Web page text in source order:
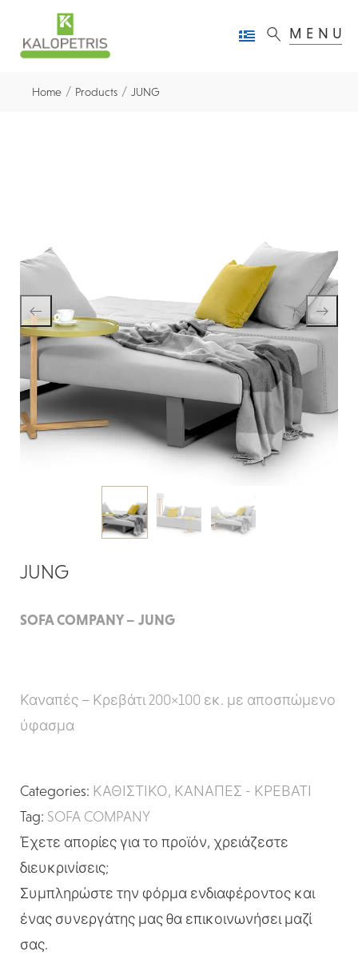
MENU
Home / Products / JUNG
JUNG
SOFA COMPANY – JUNG
Καναπές – Κρεβάτι 200×100 εκ. με αποσπώμενο
ύφασμα
Categories: ΚΑΘΙΣΤΙΚΟ, ΚΑΝΑΠΕΣ - ΚΡΕΒΑΤΙ
Tag: SOFA COMPANY
Έχετε απορίες για το προϊόν, χρειάζεστε
διευκρινίσεις;
Συμπληρώστε την φόρμα ενδιαφέροντος και
ένας συνεργάτης μας θα επικοινωνήσει μαζί
σας.